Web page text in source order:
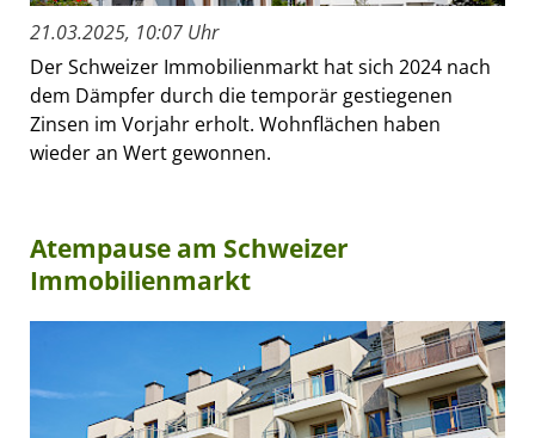
21.03.2025, 10:07 Uhr
Der Schweizer Immobilienmarkt hat sich 2024 nach
dem Dämpfer durch die temporär gestiegenen
Zinsen im Vorjahr erholt. Wohnflächen haben
wieder an Wert gewonnen.
Atempause am Schweizer
Immobilienmarkt